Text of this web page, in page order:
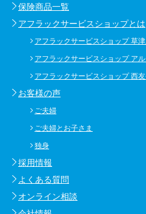
保険商品一覧
アフラックサービスショップとは
アフラックサービスショップ 草津
アフラックサービスショップ ア
アフラックサービスショップ 西
お客様の声
ご夫婦
ご夫婦とお子さま
独身
採用情報
よくある質問
オンライン相談